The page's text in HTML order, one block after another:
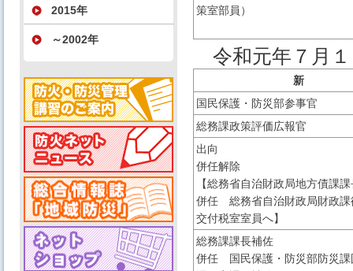
2015年
～2002年
策室部員）
令和元年７月
新
国民保護・防災部参事官
総務課政策評価広報官
出向
併任解除
【総務省自治財政局地方債課
併任 総務省自治財政局財政課
交付税室室員へ】
総務課課長補佐
併任 国民保護・防災部防災課